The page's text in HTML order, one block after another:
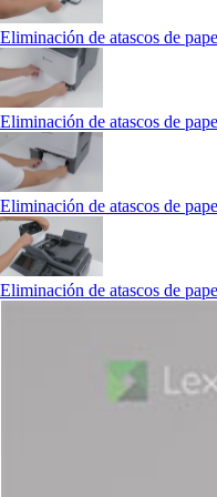
Eliminación de atascos de
Eliminación de atascos de
Eliminación de atascos de
Eliminación de atascos de